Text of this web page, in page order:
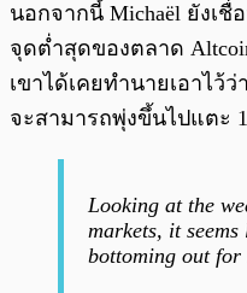
นอกจากนี้ Michaël ยังเชื่
จุดต่ำสุดของตลาด
เขาได้เคยทำนายเอาไว้
จะสามารถพุ่งขึ้นไปแตะ
Looking at the
markets, it
bottoming out for